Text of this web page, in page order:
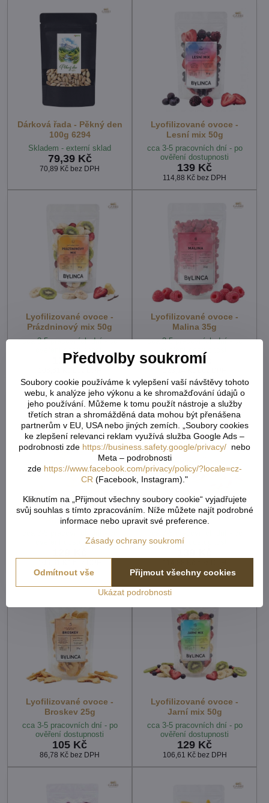
Dárková řada - Pěkný den
100g 6294
Skladem - externí sklad
79,39 Kč
70,89 Kč bez DPH
Lyofilizované ovoce -
Lesní mix 50g
cca 3-5 pracovních dní - po
ověření dostupnosti
139 Kč
114,88 Kč bez DPH
Lyofilizované ovoce -
Prázdninový mix 50g
cca 3-5 pracovních dní - po
129 Kč
Lyofilizované ovoce -
Malina 35g
cca 3-5 pracovních dní - po
149 Kč
Lyofilizované ovoce -
Ananas 50g
ověření dostupnosti
Lyofilizované ovoce - Fíky
40g
ověření dostupnosti
Lyofilizované ovoce -
Broskev 25g
cca 3-5 pracovních dní - po
ověření dostupnosti
105 Kč
86,78 Kč bez DPH
Lyofilizované ovoce -
Jarní mix 50g
cca 3-5 pracovních dní - po
ověření dostupnosti
129 Kč
106,61 Kč bez DPH
Předvolby soukromí
Soubory cookie používáme k vylepšení vaší návštěvy tohoto
webu, k analýze jeho výkonu a ke shromažďování údajů o
jeho používání. Můžeme k tomu použít nástroje a služby
třetích stran a shromážděná data mohou být přenášena
partnerům v EU, USA nebo jiných zemích. „Soubory cookies
ke zlepšení relevanci reklam využívá služba Google Ads –
podrobnosti zde https://business.safety.google/privacy/ nebo
Meta – podrobnosti
zde https://www.facebook.com/privacy/policy/?locale=cz-
CR (Facebook, Instagram)."
Kliknutím na „Přijmout všechny soubory cookie“ vyjadřujete
svůj souhlas s tímto zpracováním. Níže můžete najít podrobné
informace nebo upravit své preference.
Zásady ochrany soukromí
Ukázat podrobnosti
Přijmout všechny cookies
Odmítnout vše